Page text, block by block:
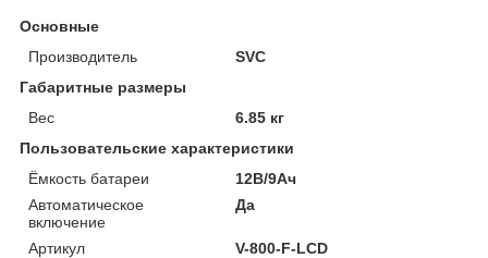
Основные
Производитель
SVC
Габаритные размеры
Вес
6.85 кг
Пользовательские характеристики
Ёмкость батареи
12В/9Ач
Автоматическое
включение
Да
Артикул
V-800-F-LCD